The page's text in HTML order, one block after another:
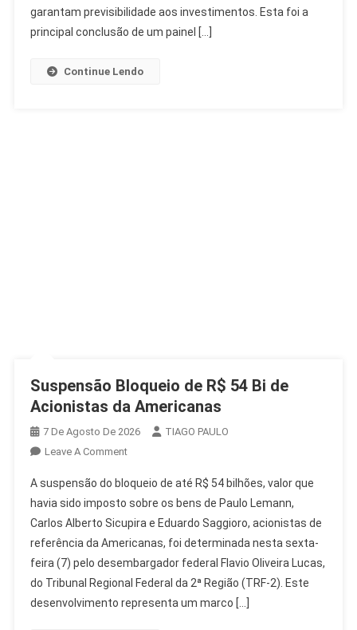
Mercado
Essenciais
garantam previsibilidade aos investimentos. Esta foi a
principal conclusão de um painel […]
Continue Lendo
Suspensão Bloqueio de R$ 54 Bi de
Acionistas da Americanas
7 De Agosto De 2026
TIAGO PAULO
Leave A CommentOn
Bloqueio
De
R$
54
Bi
De
Acionistas
A suspensão do bloqueio de até R$ 54 bilhões, valor que
havia sido imposto sobre os bens de Paulo Lemann,
Carlos Alberto Sicupira e Eduardo Saggioro, acionistas de
referência da Americanas, foi determinada nesta sexta-
feira (7) pelo desembargador federal Flavio Oliveira Lucas,
do Tribunal Regional Federal da 2ª Região (TRF-2). Este
desenvolvimento representa um marco […]